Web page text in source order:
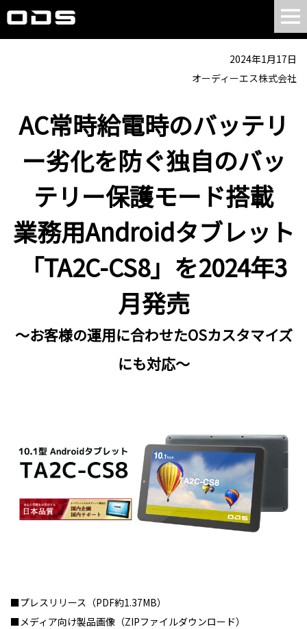
2024年1月17日
オーディーエス株式会社
AC常時給電時のバッテリ
ー劣化を防ぐ独自のバッ
テリー保護モード搭載
業務用Androidタブレット
「TA2C-CS8」を2024年3
月発売
～お客様の運用に合わせたOSカスタマイズ
にも対応～
■プレスリリース（PDF約1.37MB）
■ メディア向け製品画像（ZIPファイルダウンロード）